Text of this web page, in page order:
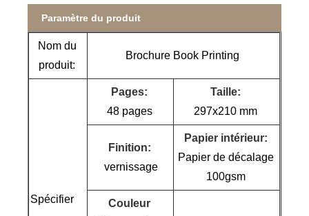
Paramètre du produit
Nom du
produit:
Brochure Book Printing
Spécifier
Pages:
48 pages
Taille:
297x210 mm
Finition:
vernissage
Papier intérieur:
Papier de décalage
100gsm
Couleur